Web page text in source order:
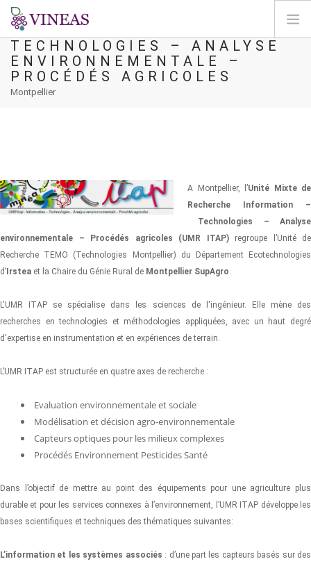
HOME
ABOUT VINEAS
LOGIN
UMR ITAP - INFORMATION –
TECHNOLOGIES – ANALYSE
ENVIRONNEMENTALE –
PROCÉDÉS AGRICOLES
Montpellier
A Montpellier, l’Unité Mixte de
Recherche Information –
Technologies – Analyse
environnementale – Procédés agricoles (UMR ITAP)regroupe l’Unité de
Recherche TEMO (Technologies Montpellier) du Département Ecotechnologies
d’ Irstea et la Chaire du Génie Rural de Montpellier SupAgro.
L'UMR ITAP se spécialise dans les sciences de l'ingénieur. Elle mène des
recherches en technologies et méthodologies appliquées, avec un haut degré
d'expertise en instrumentation et en expériences de terrain.
L’UMR ITAP est structurée en quatre axes de recherche :
Evaluation environnementale et sociale
Modélisation et décision agro-environnementale
Capteurs optiques pour les milieux complexes
Procédés Environnement Pesticides Santé
Dans l’objectif de mettre au point des équipements pour une agriculture plus
durable et pour les services connexes à l’environnement, l’UMR ITAP développe les
bases scientifiques et techniques des thématiques suivantes:
L’information et les systèmes associés : d’une part les capteurs basés sur des